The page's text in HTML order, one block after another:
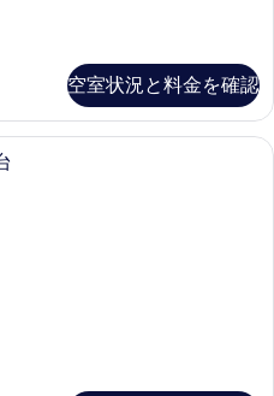
空室状況と料金を確認
クラブ ルーム キングベッド 1 台 | 低